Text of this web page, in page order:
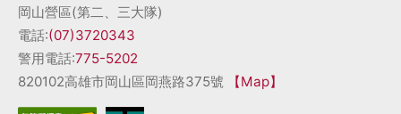
岡山營區(第二、三大隊)
電話:(07)3720343
警用電話:775-5202
820102高雄市岡山區岡燕路375號
【Map】